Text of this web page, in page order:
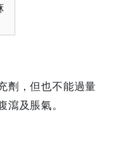
劑，但也不能過量
及脹氣。